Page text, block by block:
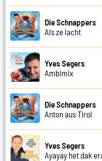
Die Schnappers
Als ze lacht
Yves Segers
Ambimix
Die Schnappers
Anton aus Tirol
Yves Segers
Ayayay het dak